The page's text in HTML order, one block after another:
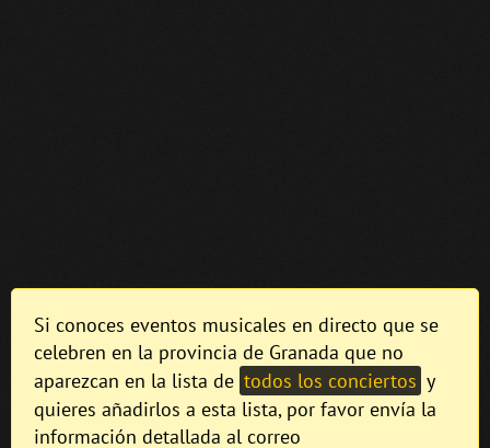
Si conoces eventos musicales en directo que se
celebren en la provincia de Granada que no
aparezcan en la lista de todos los conciertos y
quieres añadirlos a esta lista, por favor envía la
información detallada al correo